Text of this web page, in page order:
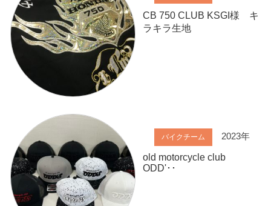
CB 750 CLUB KSGI様 キ
ラキラ生地
バイクチーム 2023年
old motorcycle club
ODD'･･